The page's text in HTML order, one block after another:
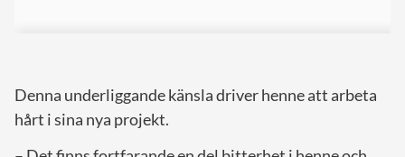
Denna underliggande känsla driver henne att arbeta
hårt i sina nya projekt.